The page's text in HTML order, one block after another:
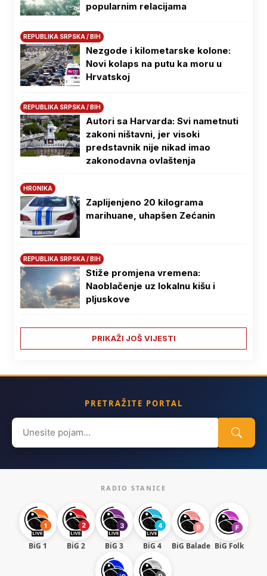
popularnim relacijama
REPUBLIKA SRPSKA / BIH
Nezgode i kilometarske kolone:
Novi kolaps na putu ka moru u
Hrvatskoj
REPUBLIKA SRPSKA / BIH
Autori sa Harvarda: Svi nametnuti
zakoni ništavni, jer visoki
predstavnik nije nikad imao
zakonodavna ovlaštenja
HRONIKA
Zaplijenjeno 20 kilograma
marihuane, uhapšen Zećanin
REPUBLIKA SRPSKA / BIH
Stiže promjena vremena:
Naoblačenje uz lokalnu kišu i
pljuskove
PRIKAŽI JOŠ VIJESTI
PRETRAŽITE PORTAL
Search
for:
RADIO STANICE
BiG 1 BiG 2 BiG 3 BiG 4 BiG Balade BiG Folk